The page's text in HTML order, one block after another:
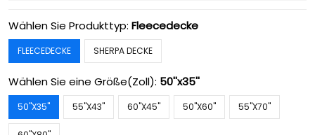
Wählen Sie Produkttyp: Fleecedecke
FLEECEDECKE SHERPA DECKE
Wählen Sie eine Größe(Zoll): 50''x35''
50''X35'' 55''X43'' 60''X45'' 50''X60'' 55''X70''